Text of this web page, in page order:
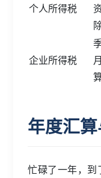
个人所得税
企业所得税
年度汇
忙碌了一年，